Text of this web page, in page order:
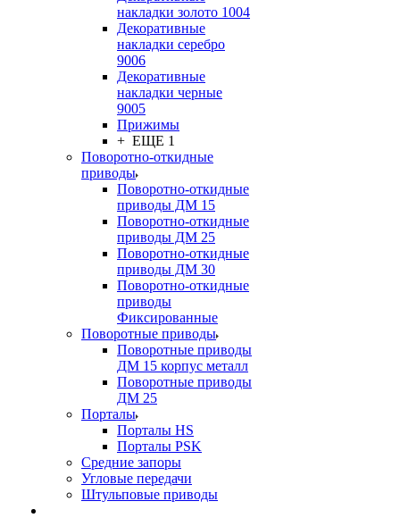
накладки золото 1004
Декоративные
накладки серебро
9006
Декоративные
накладки черные
9005
Прижимы
+ ЕЩЕ 1
Поворотно-откидные
приводы
Поворотно-откидные
приводы ДМ 15
Поворотно-откидные
приводы ДМ 25
Поворотно-откидные
приводы ДМ 30
Поворотно-откидные
приводы
Фиксированные
Поворотные приводы
Поворотные приводы
ДМ 15 корпус металл
Поворотные приводы
ДМ 25
Порталы
Порталы HS
Порталы PSK
Средние запоры
Угловые передачи
Штульповые приводы